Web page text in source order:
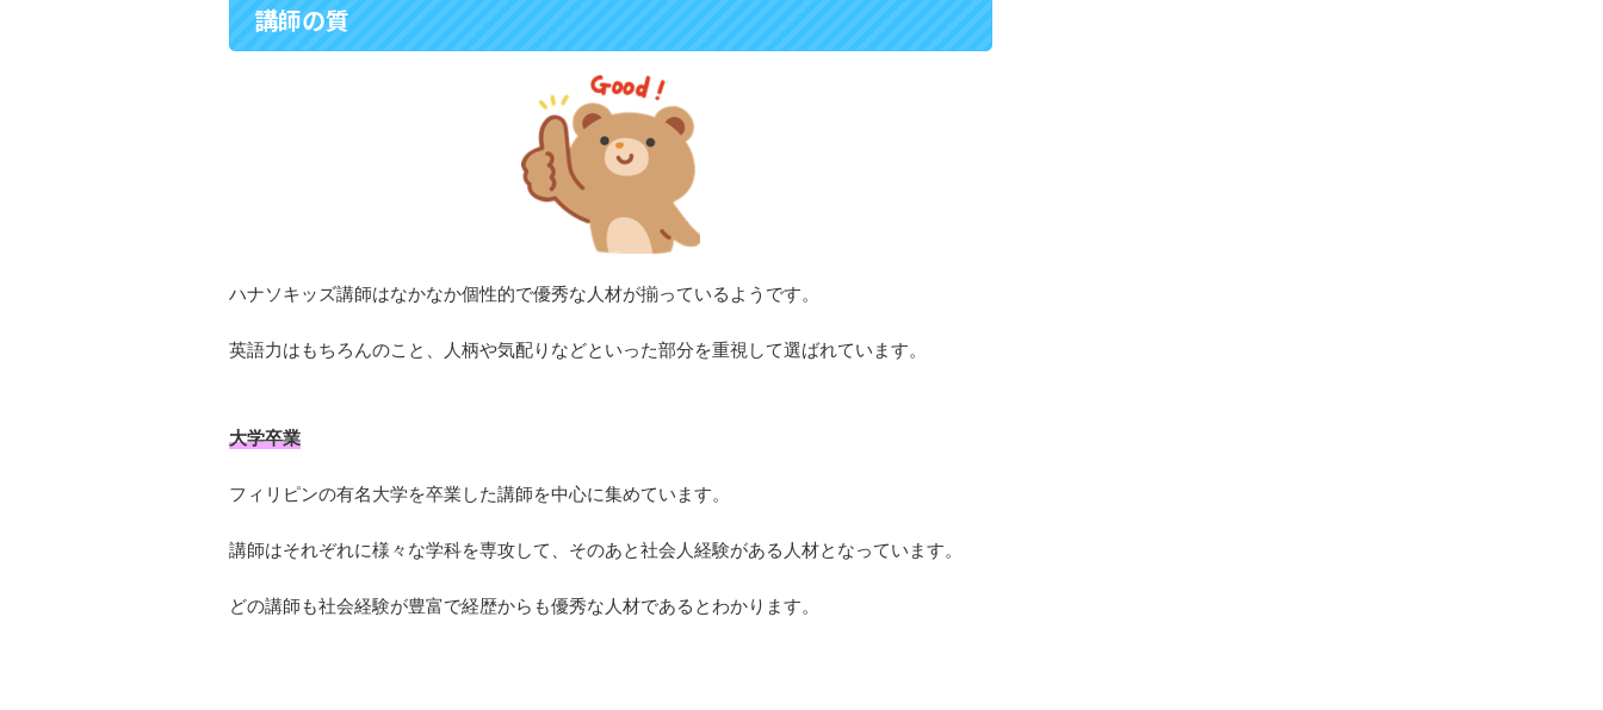
講師の質
ハナソキッズ講師はなかなか個性的で優秀な人材が揃っているようです。
英語力はもちろんのこと、人柄や気配りなどといった部分を重視して選ばれています。
大学卒業
フィリピンの有名大学を卒業した講師を中心に集めています。
講師はそれぞれに様々な学科を専攻して、そのあと社会人経験がある人材となっています。
どの講師も社会経験が豊富で経歴からも優秀な人材であるとわかります。